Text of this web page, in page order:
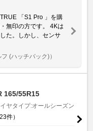
「S1 Pro 」を購
無印の方です。 4Kは
た。しかし、センサ
(ハッチバック)）
165/55R15
ヤタイプ:オールシーズン
23件）